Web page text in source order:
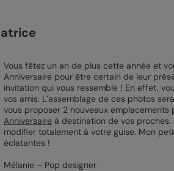
Vous fêtez un an de plus cette année et
Anniversaire pour être certain de leur
invitation qui vous ressemble ! En effet,
vos amis. L’assemblage de ces photos
vous proposer 2 nouveaux
Anniversaireà destination de vos proches.
modifier totalement à votre guise. Mon
éclatantes !
Mélanie – Pop designer